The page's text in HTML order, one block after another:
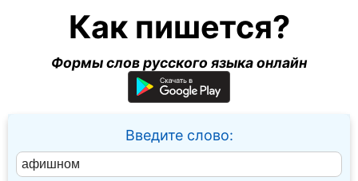
Как пишется?
Формы слов русского языка онлайн
Введите слово: